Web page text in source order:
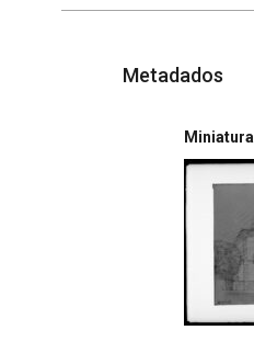
Metadados
Miniatura